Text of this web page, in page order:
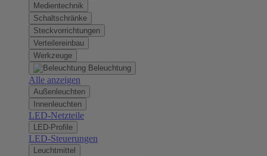
Medientechnik
Schaltschränke
Steckvorrichtungen
Verteilereinbau
Werkzeuge
Beleuchtung
Alle anzeigen
Außenleuchten
Innenleuchten
LED-Netzteile
LED-Profile
LED-Steuerungen
Leuchtmittel